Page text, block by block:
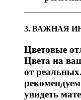
3. ВАЖНАЯ
Цветовые
Цвета на
от
увидеть